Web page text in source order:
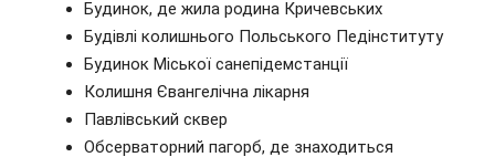
Будинок, де жила родина Кричевських
Будівлі колишнього Польського Педінституту
Будинок Міської санепідемстанції
Колишня Євангелічна лікарня
Павлівський сквер
Обсерваторний пагорб, де знаходиться